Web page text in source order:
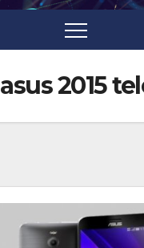
asus 2015